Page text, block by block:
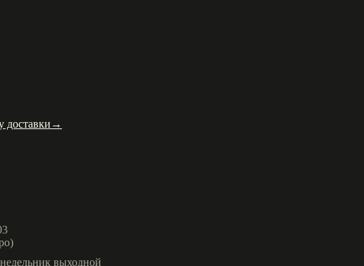
доставки →
выходной